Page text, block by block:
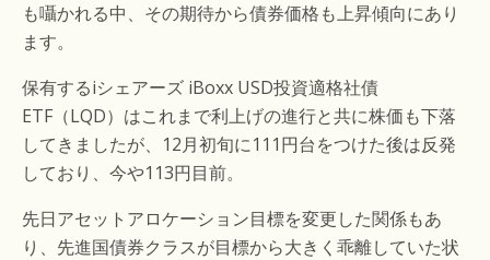
も囁かれる中、その期待から債券価格も上昇傾向にあり
ます。
保有するiシェアーズ iBoxx USD投資適格社債
ETF（LQD）はこれまで利上げの進行と共に株価も下落
してきましたが、12月初旬に111円台をつけた後は反発
しており、今や113円目前。
先日アセットアロケーション目標を変更した関係もあ
り、先進国債券クラスが目標から大きく乖離していた状